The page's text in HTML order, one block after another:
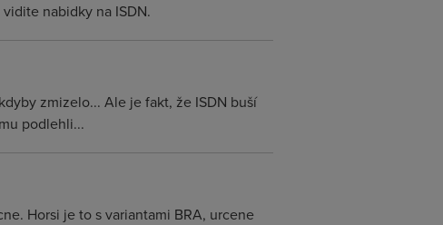
nabidky na ISDN.
zmizelo... Ale je fakt, že ISDN buší
podlehli...
Horsi je to s variantami BRA, urcene